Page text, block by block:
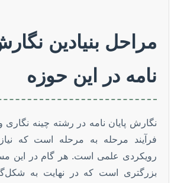
مراحل بنیادین
نامه در این حوزه
نگارش پایان نامه در رشته چینه
فرآیند مرحله به مرحله است که
رویکردی علمی است. هر گام در این
بزرگتری است که در نهایت به